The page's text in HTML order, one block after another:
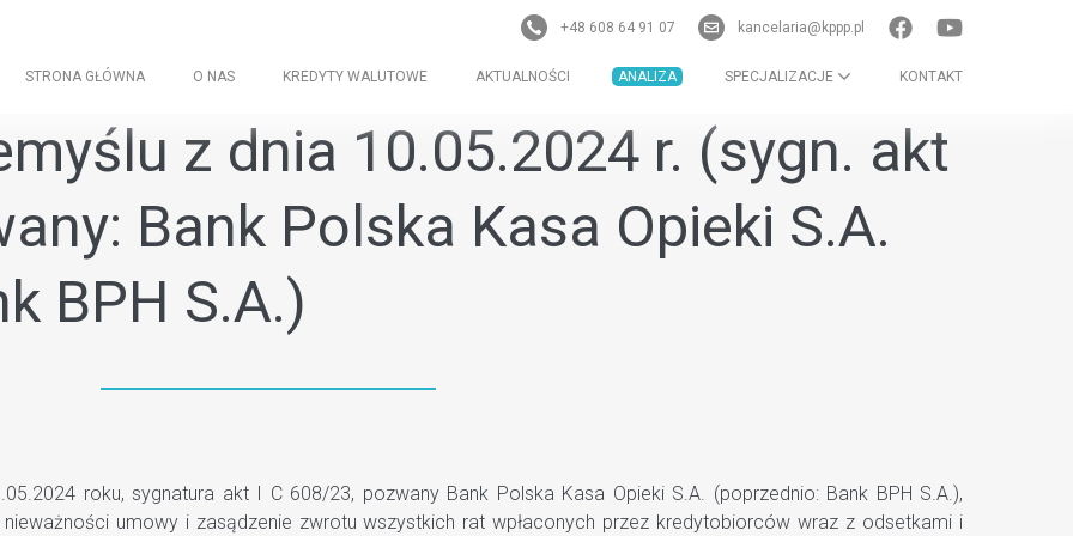
+48 608 64 91 07 kancelaria@kppp.pl
STRONA GŁÓWNA O NAS KREDYTY WALUTOWE AKTUALNOŚCI ANALIZA SPECJALIZACJE KONTAKT
z dnia 10.05.2024 r. (sygn. akt
Bank Polska Kasa Opieki S.A.
BPH S.A.)
roku, sygnatura akt I C 608/23, pozwany Bank Polska Kasa Opieki S.A. (poprzednio: Bank BPH S.A.),
umowy i zasądzenie zwrotu wszystkich rat wpłaconych przez kredytobiorców wraz z odsetkami i